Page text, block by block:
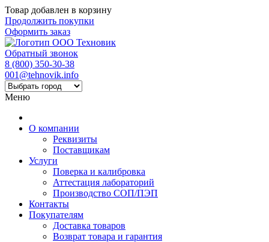
Товар добавлен в корзину
Продолжить покупки
Оформить заказ
Обратный звонок
8 (800) 350-30-38
001@tehnovik.info
Меню
О компании
Реквизиты
Поставщикам
Услуги
Поверка и калибровка
Аттестация лабораторий
Производство СОП/ПЭП
Контакты
Покупателям
Доставка товаров
Возврат товара и гарантия